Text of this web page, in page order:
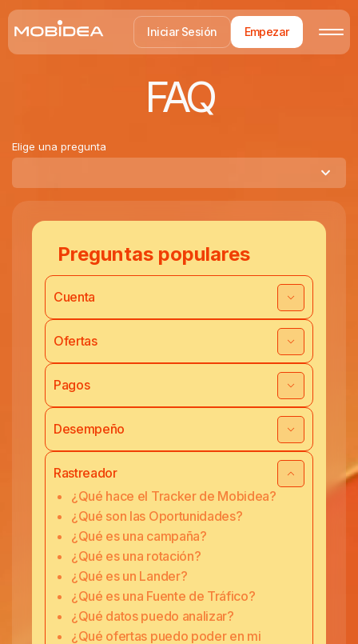
Iniciar Sesión Empezar
FAQ
Elige una pregunta
Preguntas populares
Cuenta
Ofertas
Pagos
Desempeño
Rastreador
¿Qué hace el Tracker de Mobidea?
¿Qué son las Oportunidades?
¿Qué es una campaña?
¿Qué es una rotación?
¿Qué es un Lander?
¿Qué es una Fuente de Tráfico?
¿Qué datos puedo analizar?
¿Qué ofertas puedo poder en mi